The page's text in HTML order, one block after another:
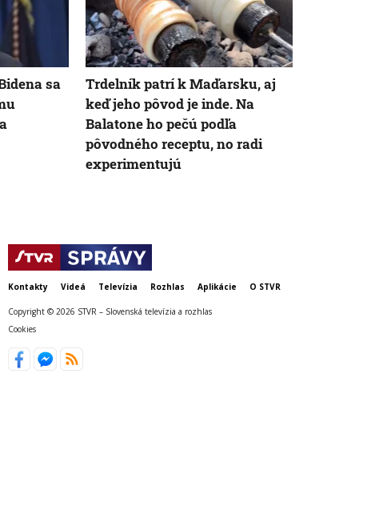
sa
Trdelník patrí k Maďarsku, aj
keď jeho pôvod je inde. Na
Balatone ho pečú podľa
pôvodného receptu, no radi
experimentujú
Kontakty Videá Televízia Rozhlas Aplikácie O STVR
Copyright © 2026 STVR – Slovenská televízia a rozhlas
Cookies